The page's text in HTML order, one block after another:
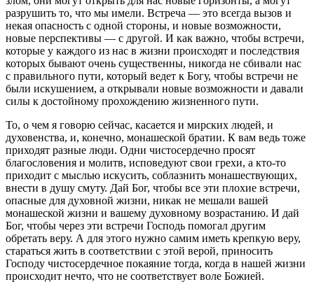
разрушить то, что мы имели. Встреча — это всегда вызов и
некая опасность с одной стороны, и новые возможности,
новые перспективы — с другой. И как важно, чтобы встречи,
которые у каждого из нас в жизни происходят и последствия
которых бывают очень существенны, никогда не сбивали нас
с правильного пути, который ведет к Богу, чтобы встречи не
были искушением, а открывали новые возможности и давали
силы к достойному прохождению жизненного пути.
То, о чем я говорю сейчас, касается и мирских людей, и
духовенства, и, конечно, монашеской братии. К вам ведь тоже
приходят разные люди. Одни чистосердечно просят
благословения и молитв, исповедуют свои грехи, а кто-то
приходит с мыслью искусить, соблазнить монашествующих,
внести в душу смуту. Дай Бог, чтобы все эти плохие встречи,
опасные для духовной жизни, никак не мешали вашей
монашеской жизни и вашему духовному возрастанию. И дай
Бог, чтобы через эти встречи Господь помогал другим
обретать веру. А для этого нужно самим иметь крепкую веру,
стараться жить в соответствии с этой верой, приносить
Господу чистосердечное покаяние тогда, когда в нашей жизни
происходит нечто, что не соответствует воле Божией.